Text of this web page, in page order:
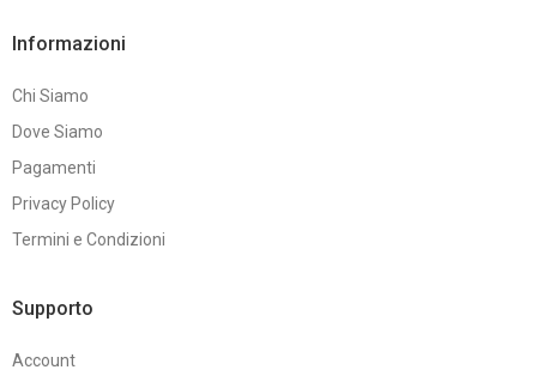
Informazioni
Chi Siamo
Dove Siamo
Pagamenti
Privacy Policy
Termini e Condizioni
Supporto
Account